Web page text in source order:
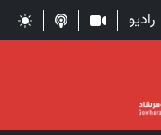
رادیو